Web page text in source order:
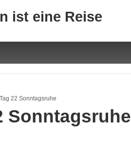
ist eine Reise
Tag 22 Sonntagsruhe
Sonntagsruhe